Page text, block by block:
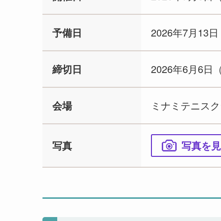
予備日 2026年7月13日
締切日 2026年6月6日（
会場 ミナミテニス
写真 写真を